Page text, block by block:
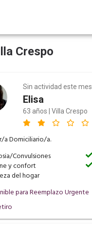
Crespo
Sin actividad este mes
Elisa
63 años | Villa Crespo
a Domiciliario/a.
Convulsiones
y confort
del hogar
para Reemplazo Urgente